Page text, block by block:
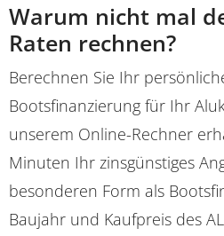
Warum nicht mal
Raten rechnen?
Berechnen Sie Ihr
Bootsfinanzierung für Ihr
unserem Online-Rechner
Minuten Ihr zinsgünstiges
besonderen Form als
Baujahr und Kaufpreis des